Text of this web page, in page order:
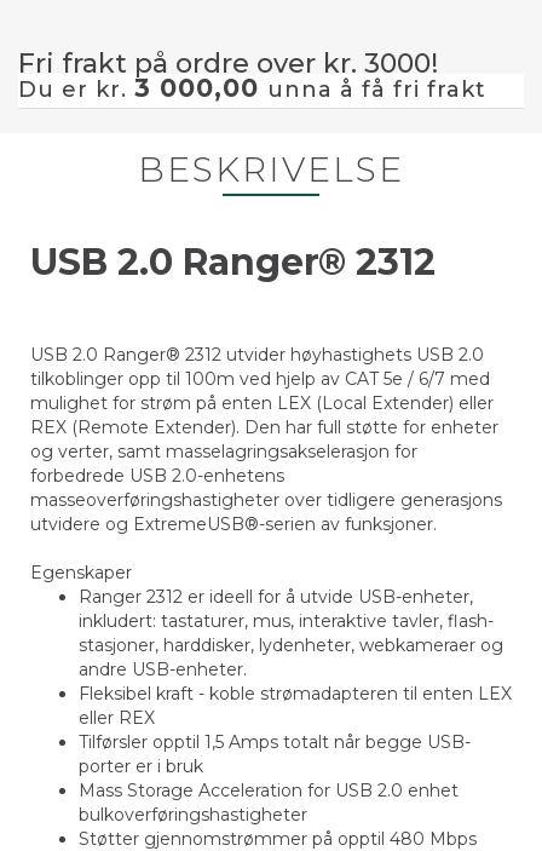
Fri frakt på ordre over kr. 3000!
Du er kr. 3 000,00 unna å få fri frakt
BESKRIVELSE
USB 2.0 Ranger® 2312
USB 2.0 Ranger® 2312 utvider høyhastighets USB 2.0
tilkoblinger opp til 100m ved hjelp av CAT 5e / 6/7 med
mulighet for strøm på enten LEX (Local Extender) eller
REX (Remote Extender). Den har full støtte for enheter
og verter, samt masselagringsakselerasjon for
forbedrede USB 2.0-enhetens
masseoverføringshastigheter over tidligere generasjons
utvidere og ExtremeUSB®-serien av funksjoner.
Egenskaper
Ranger 2312 er ideell for å utvide USB-enheter,
inkludert: tastaturer, mus, interaktive tavler, flash-
stasjoner, harddisker, lydenheter, webkameraer og
andre USB-enheter.
Fleksibel kraft - koble strømadapteren til enten LEX
eller REX
Tilførsler opptil 1,5 Amps totalt når begge USB-
porter er i bruk
Mass Storage Acceleration for USB 2.0 enhet
bulkoverføringshastigheter
Støtter gjennomstrømmer på opptil 480 Mbps